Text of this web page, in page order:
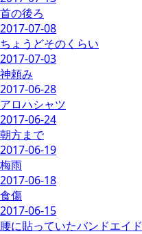
首の後ろ
2017-07-08
ちょうどそのくらい
2017-07-03
神頼み
2017-06-28
アロハシャツ
2017-06-24
朝方まで
2017-06-19
梅雨
2017-06-18
食傷
2017-06-15
腰に貼っていたバンドエイド